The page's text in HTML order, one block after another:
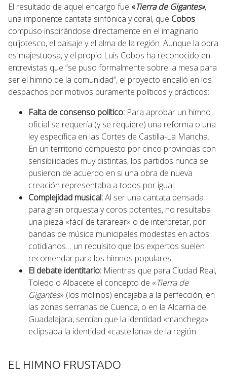
El resultado de aquel encargo fue «Tierra de Gigantes»,
una imponente cantata sinfónica y coral, que Cobos
compuso inspirándose directamente en el imaginario
quijotesco, el paisaje y el alma de la región. Aunque la obra
es majestuosa, y el propio Luis Cobos ha reconocido en
entrevistas que “se puso formalmente sobre la mesa para
ser el himno de la comunidad”, el proyecto encalló en los
despachos por motivos puramente políticos y prácticos:
Falta de consenso político: Para aprobar un himno
oficial se requería (y se requiere) una reforma o una
ley específica en las Cortes de Castilla-La Mancha.
En un territorio compuesto por cinco provincias con
sensibilidades muy distintas, los partidos nunca se
pusieron de acuerdo en si una obra de nueva
creación representaba a todos por igual.
Complejidad musical:Al ser una cantata pensada
para gran orquesta y coros potentes, no resultaba
una pieza «fácil de tararear» o de interpretar, por
bandas de música municipales modestas en actos
cotidianos… un requisito que los expertos suelen
recomendar para los himnos populares.
El debate identitario: Mientras que para Ciudad Real,
Toledo o Albacete el concepto de «Tierra de
Gigantes» (los molinos) encajaba a la perfección, en
las zonas serranas de Cuenca, o en la Alcarria de
Guadalajara, sentían que la identidad «manchega»
eclipsaba la identidad «castellana» de la región.
EL HIMNO FRUSTADO